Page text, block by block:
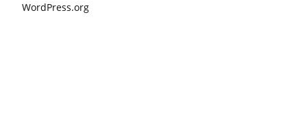
WordPress.org